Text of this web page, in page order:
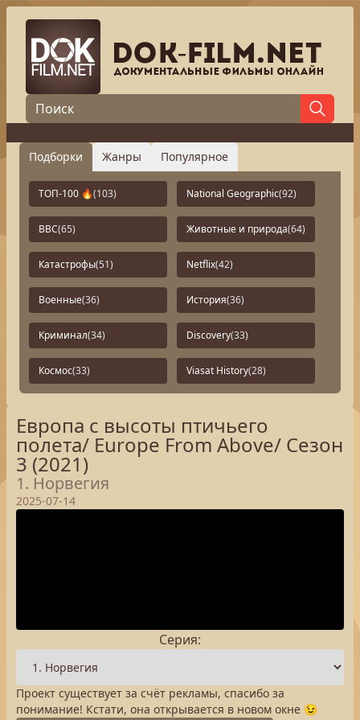
Подборки Жанры Популярное
ТОП-100 🔥(103) National Geographic(92)
BBC(65) Животные и природа(64)
Катастрофы(51) Netflix(42)
Военные(36) История(36)
Криминал(34) Discovery(33)
Космос(33) Viasat History(28)
Европа с высоты птичьего
полета/ Europe From Above/ Сезон
3 (2021)
1. Норвегия
2025-07-14
Серия:
Проект существует за счёт рекламы, спасибо за
понимание! Кстати, она открывается в новом окне 😉